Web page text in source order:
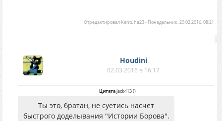
Отредактировал Kentuha23- Понедельник, 29.02.2016, 08:21
Houdini
02.03.2016 в 16:17
Цитатаjack413()
Ты это, братан, не суетись насчет
быстрого доделывания "Истории Борова".